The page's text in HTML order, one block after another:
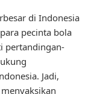
di Indonesia
pecinta bola
pertandingan-
Jadi,